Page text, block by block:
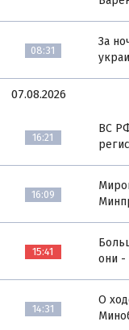
08:31
За
07.08.2026
16:21
ВС
16:09
15:41
они -
14:31
О